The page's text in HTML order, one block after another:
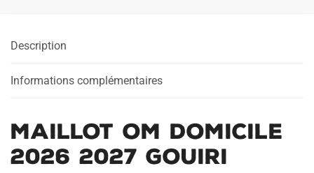
Description
Informations complémentaires
Maillot OM Domicile
2026 2027 Gouiri